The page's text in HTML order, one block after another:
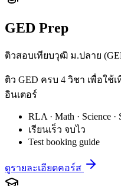
GED Prep
ติวสอบเทียบวุฒิ ม.ปลาย
ติว GED ครบ 4 วิชา เพื่อใช้
อินเตอร์
RLA · Math · Science ·
เรียนเร็ว จบไว
Test booking guide
ดูรายละเอียดคอร์ส